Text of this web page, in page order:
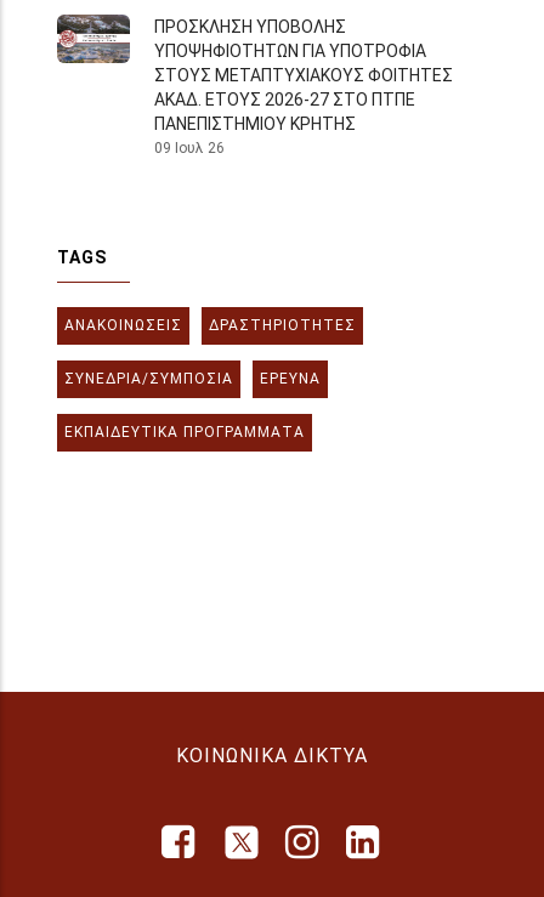
ΠΡΟΣΚΛΗΣΗ ΥΠΟΒΟΛΗΣ
ΥΠΟΨΗΦΙΟΤΗΤΩΝ ΓΙΑ ΥΠΟΤΡΟΦΙΑ
ΣΤΟΥΣ ΜΕΤΑΠΤΥΧΙΑΚΟΥΣ ΦΟΙΤΗΤΕΣ
ΑΚΑΔ. ΕΤΟΥΣ 2026-27 ΣΤΟ ΠΤΠΕ
ΠΑΝΕΠΙΣΤΗΜΙΟΥ ΚΡΗΤΗΣ
09 Ιουλ 26
TAGS
ΑΝΑΚΟΙΝΏΣΕΙΣ ΔΡΑΣΤΗΡΙΌΤΗΤΕΣ
ΣΥΝΈΔΡΙΑ/ΣΥΜΠΌΣΙΑ ΈΡΕΥΝΑ
ΕΚΠΑΙΔΕΥΤΙΚΆ ΠΡΟΓΡΆΜΜΑΤΑ
ΚΟΙΝΩΝΙΚΆ ΔΊΚΤΥΑ